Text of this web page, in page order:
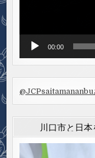
00:00
@JCPsaitamananbu
川口市と日